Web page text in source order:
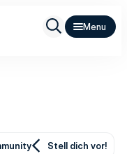
Stell dich vor!